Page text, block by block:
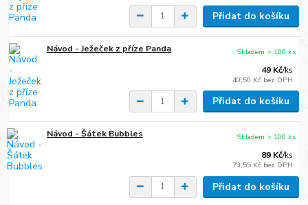
Přidat do košíku
Návod - Ježeček z příze Panda
49 Kč/ks
40,50 Kč bez DPH
Skladem > 100 ks
Přidat do košíku
Návod - Šátek Bubbles
89 Kč/ks
73,55 Kč bez DPH
Skladem > 100 ks
Přidat do košíku